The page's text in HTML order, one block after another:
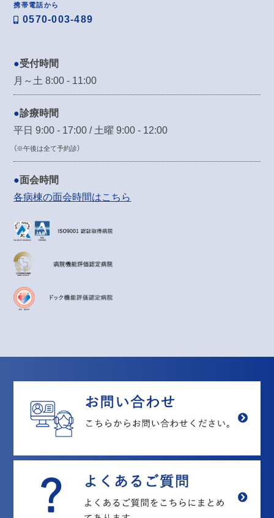
携帯電話から
0570-003-489
受付時間
月～土 8:00 - 11:00
診療時間
平日 9:00 - 17:00 / 土曜 9:00 - 12:00
（※午後は全て予約診）
面会時間
各病棟の面会時間はこちら